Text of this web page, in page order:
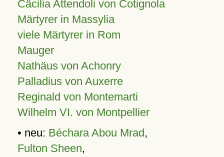
Cäcilia Attendoli von Cotignola
Märtyrer in Massylia
viele Märtyrer in Rom
Mauger
Nathäus von Achonry
Palladius von Auxerre
Reginald von Montemarti
Wilhelm VI. von Montpellier
• neu: Béchara Abou Mrad,
Fulton Sheen,